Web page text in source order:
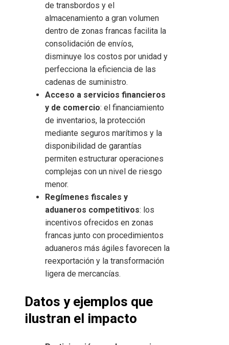
de transbordos y el
almacenamiento a gran volumen
dentro de zonas francas facilita la
consolidación de envíos,
disminuye los costos por unidad y
perfecciona la eficiencia de las
cadenas de suministro.
Acceso a servicios financieros
y de comercio: el financiamiento
de inventarios, la protección
mediante seguros marítimos y la
disponibilidad de garantías
permiten estructurar operaciones
complejas con un nivel de riesgo
menor.
Regímenes fiscales y
aduaneros competitivos: los
incentivos ofrecidos en zonas
francas junto con procedimientos
aduaneros más ágiles favorecen la
reexportación y la transformación
ligera de mercancías.
Datos y ejemplos que
ilustran el impacto